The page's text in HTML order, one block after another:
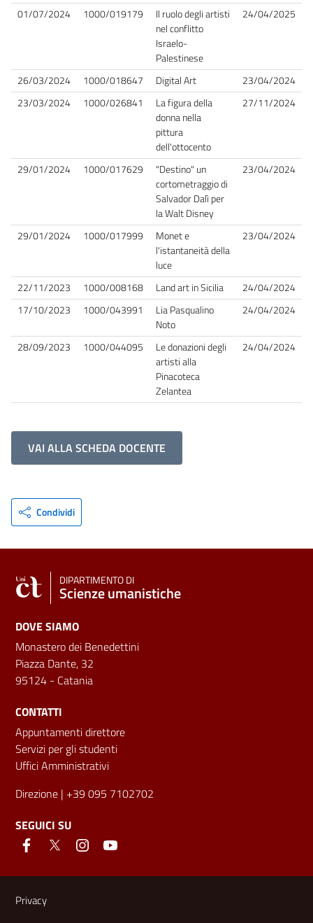
01/07/2024 1000/019179
Il ruolo degli artisti
nel conflitto
Israelo-
Palestinese
24/04/2025
26/03/2024 1000/018647 Digital Art
23/04/2024
23/03/2024
1000/026841
La figura della
donna nella
pittura
dell'ottocento
27/11/2024
29/01/2024 1000/017629
"Destino" un
cortometraggio di
Salvador Dalì per
la Walt Disney
23/04/2024
29/01/2024 1000/017999
Monet e
l'istantaneità della
luce
23/04/2024
22/11/2023 1000/008168 Land art in Sicilia
24/04/2024
17/10/2023
1000/043991
Lia Pasqualino
Noto
24/04/2024
28/09/2023 1000/044095
Le donazioni degli
artisti alla
Pinacoteca
Zelantea
24/04/2024
VAI ALLA SCHEDA DOCENTE
Condividi
DIPARTIMENTO DI
Scienze umanistiche
DOVE SIAMO
Monastero dei Benedettini
Piazza Dante, 32
95124 - Catania
CONTATTI
Appuntamenti direttore
Servizi per gli studenti
Uffici Amministrativi
Direzione | +39 095 7102702
SEGUICI SU
Link e informazioni utili
Privacy